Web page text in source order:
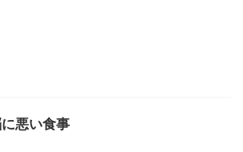
悪い食事